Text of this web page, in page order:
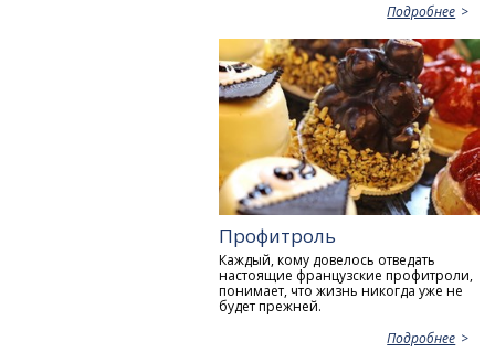
Подробнее
Профитроль
Каждый, кому довелось отведать
настоящие французские профитроли,
понимает, что жизнь никогда уже не
будет прежней.
Подробнее